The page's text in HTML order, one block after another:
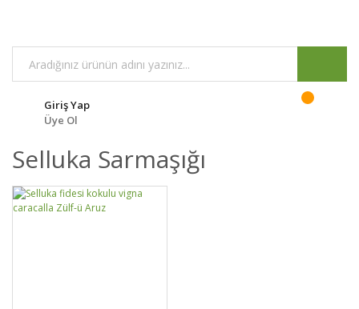
Giriş Yap
Üye Ol
Selluka Sarmaşığı